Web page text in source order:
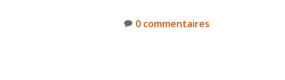
0 commentaires